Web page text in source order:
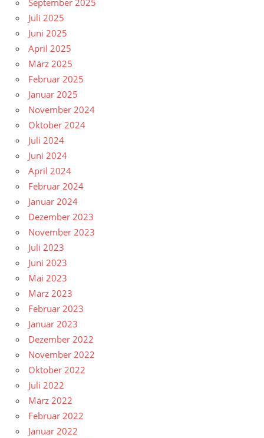
September 2025
Juli 2025
Juni 2025
April 2025
März 2025
Februar 2025
Januar 2025
November 2024
Oktober 2024
Juli 2024
Juni 2024
April 2024
Februar 2024
Januar 2024
Dezember 2023
November 2023
Juli 2023
Juni 2023
Mai 2023
März 2023
Februar 2023
Januar 2023
Dezember 2022
November 2022
Oktober 2022
Juli 2022
März 2022
Februar 2022
Januar 2022